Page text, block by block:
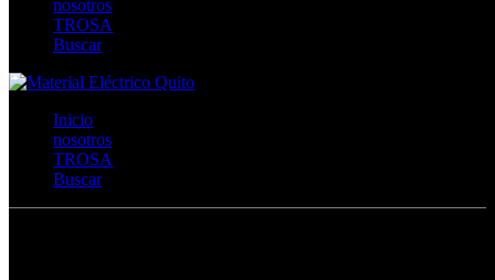
nosotros
TROSA
Buscar
Inicio
nosotros
TROSA
Buscar